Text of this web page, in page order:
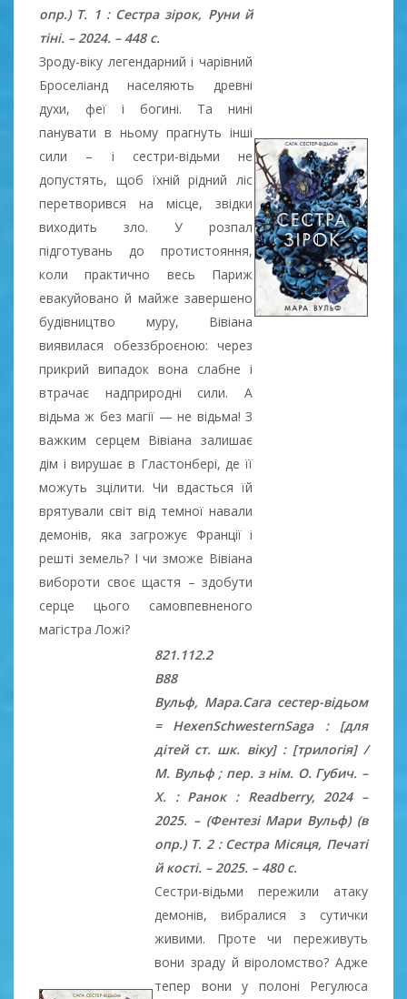
опр.) Т. 1 : Сестра зірок, Руни й
тіні. – 2024. – 448 с.
Зроду-віку легендарний і чарівний
Броселіанд населяють древні
духи, феї і богині. Та нині
панувати в ньому прагнуть інші
сили – і сестри-відьми не
допустять, щоб їхній рідний ліс
перетворився на місце, звідки
виходить зло. У розпал
підготувань до протистояння,
коли практично весь Париж
евакуйовано й майже завершено
будівництво муру, Вівіана
виявилася обеззброєною: через
прикрий випадок вона слабне і
втрачає надприродні сили. А
відьма ж без магії — не відьма! З
важким серцем Вівіана залишає
дім і вирушає в Гластонбері, де її
можуть зцілити. Чи вдасться їй
врятували світ від темної навали
демонів, яка загрожує Франції і
решті земель? І чи зможе Вівіана
вибороти своє щастя – здобути
серце цього самовпевненого
магістра Ложі?
821.112.2
В88
Вульф, Мара.Сага сестер-відьом
= HexenSchwesternSaga : [для
дітей ст. шк. віку] : [трилогія] /
М. Вульф ; пер. з нім. О. Губич. –
Х. : Ранок : Readberry, 2024 –
2025. – (Фентезі Мари Вульф) (в
опр.) Т. 2 : Сестра Місяця, Печаті
й кості. – 2025. – 480 с.
Сестри-відьми пережили атаку
демонів, вибралися з сутички
живими. Проте чи переживуть
вони зраду й віроломство? Адже
тепер вони у полоні Регулюса